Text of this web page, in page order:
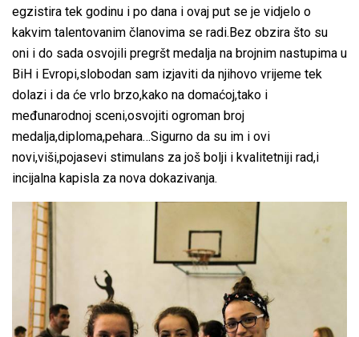
egzistira tek godinu i po dana i ovaj put se je vidjelo o
kakvim talentovanim članovima se radi.Bez obzira što su
oni i do sada osvojili pregršt medalja na brojnim nastupima u
BiH i Evropi,slobodan sam izjaviti da njihovo vrijeme tek
dolazi i da će vrlo brzo,kako na domaćoj,tako i
međunarodnoj sceni,osvojiti ogroman broj
medalja,diploma,pehara…Sigurno da su im i ovi
novi,viši,pojasevi stimulans za još bolji i kvalitetniji rad,i
incijalna kapisla za nova dokazivanja.